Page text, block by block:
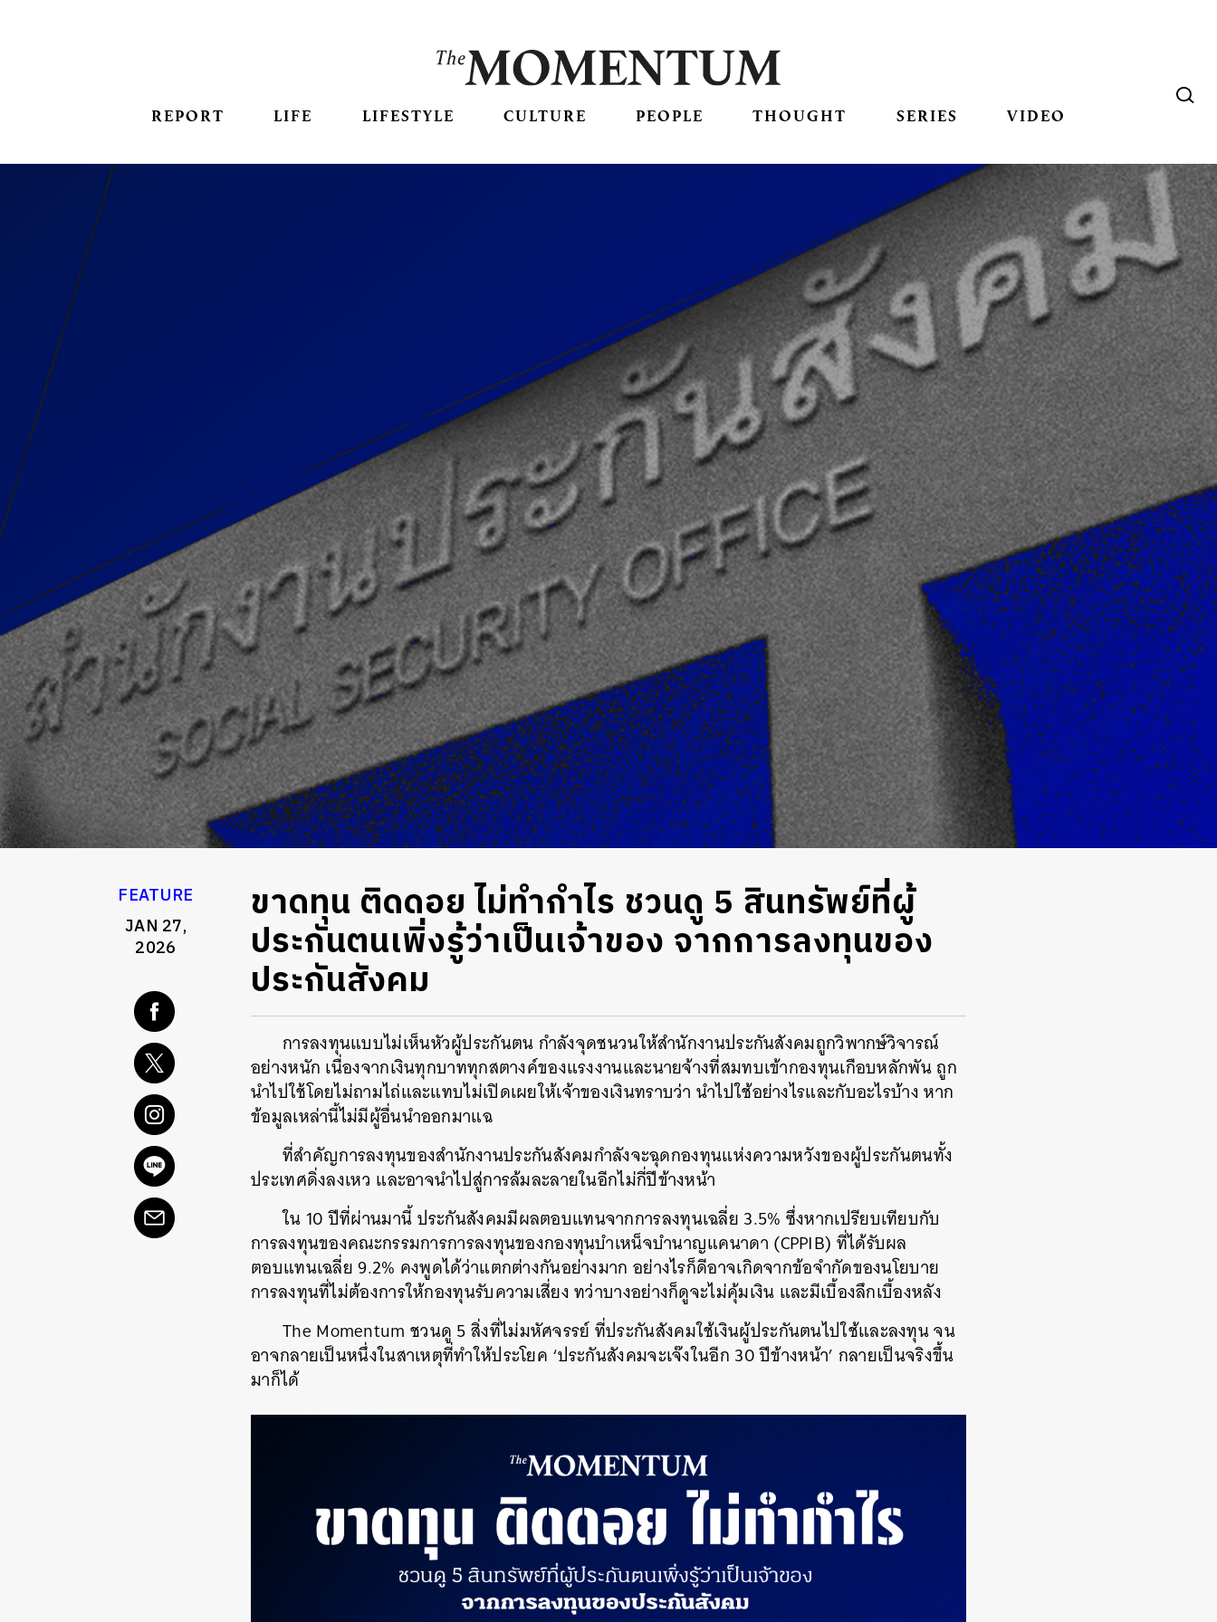
REPORT LIFE LIFESTYLE CULTURE PEOPLE THOUGHT SERIES VIDEO
FEATURE
JAN 27,
2026
ขาดทุน ติดดอย ไม่ทำกำไร ชวนดู 5 สินทรัพย์ที่ผู้
ประกันตนเพิ่งรู้ว่าเป็นเจ้าของ จากการลงทุนของ
ประกันสังคม
การลงทุนแบบไม่เห็นหัวผู้ประกันตน กำลังจุดชนวนให้สำนักงานประกันสังคมถูกวิพากษ์วิจารณ์
อย่างหนัก เนื่องจากเงินทุกบาททุกสตางค์ของแรงงานและนายจ้างที่สมทบเข้ากองทุนเกือบหลักพัน ถูก
นำไปใช้โดยไม่ถามไถ่และแทบไม่เปิดเผยให้เจ้าของเงินทราบว่า นำไปใช้อย่างไรและกับอะไรบ้าง หาก
ข้อมูลเหล่านี้ไม่มีผู้อื่นนำออกมาแฉ
ที่สำคัญการลงทุนของสำนักงานประกันสังคมกำลังจะฉุดกองทุนแห่งความหวังของผู้ประกันตนทั้ง
ประเทศดิ่งลงเหว และอาจนำไปสู่การล้มละลายในอีกไม่กี่ปีข้างหน้า
ใน 10 ปีที่ผ่านมานี้ ประกันสังคมมีผลตอบแทนจากการลงทุนเฉลี่ย 3.5% ซึ่งหากเปรียบเทียบกับ
การลงทุนของคณะกรรมการการลงทุนของกองทุนบำเหน็จบำนาญแคนาดา (CPPIB) ที่ได้รับผล
ตอบแทนเฉลี่ย 9.2% คงพูดได้ว่าแตกต่างกันอย่างมาก อย่างไรก็ดีอาจเกิดจากข้อจำกัดของนโยบาย
การลงทุนที่ไม่ต้องการให้กองทุนรับความเสี่ยง ทว่าบางอย่างก็ดูจะไม่คุ้มเงิน และมีเบื้องลึกเบื้องหลัง
The Momentum ชวนดู 5 สิ่งที่ไม่มหัศจรรย์ ที่ประกันสังคมใช้เงินผู้ประกันตนไปใช้และลงทุน จน
อาจกลายเป็นหนึ่งในสาเหตุที่ทำให้ประโยค ‘ประกันสังคมจะเจ๊งในอีก 30 ปีข้างหน้า’ กลายเป็นจริงขึ้น
มาก็ได้